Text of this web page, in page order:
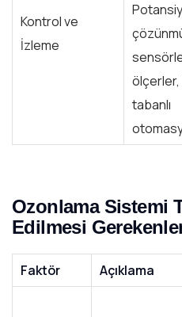
Kontrol ve
İzleme
ölçerler,
tabanlı
Ozonlama Sistemi
Edilmesi
Faktör Açıklama